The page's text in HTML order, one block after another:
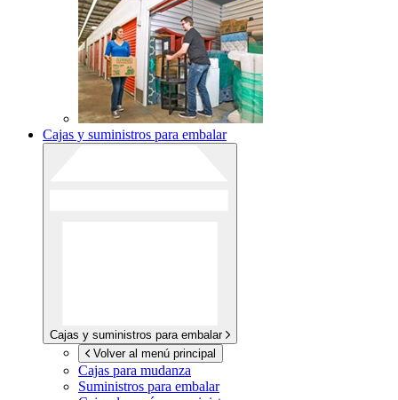
Cajas y suministros para embalar
Cajas y suministros para embalar
Volver al menú principal
Cajas para mudanza
Suministros para embalar